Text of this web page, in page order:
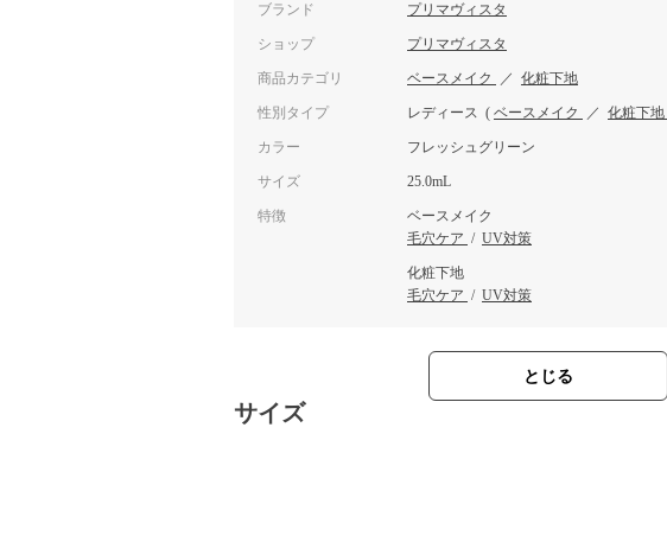
ブランド プリマヴィスタ
ショップ プリマヴィスタ
商品カテゴリ ベースメイク ／ 化粧下地
性別タイプ レディース ( ベースメイク ／ 化粧下地
カラー フレッシュグリーン
サイズ 25.0mL
特徴
ベースメイク
毛穴ケア / UV対策
化粧下地
毛穴ケア / UV対策
とじる
サイズ